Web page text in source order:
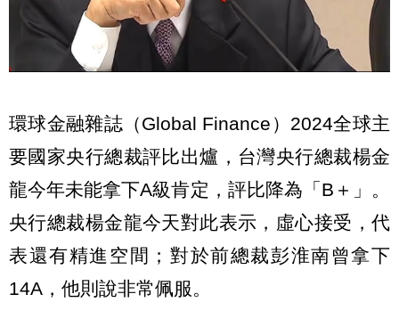
環球金融雜誌（Global Finance）2024全球主
要國家央行總裁評比出爐，台灣央行總裁楊金
龍今年未能拿下A級肯定，評比降為「B＋」。
央行總裁楊金龍今天對此表示，虛心接受，代
表還有精進空間；對於前總裁彭淮南曾拿下
14A，他則說非常佩服。